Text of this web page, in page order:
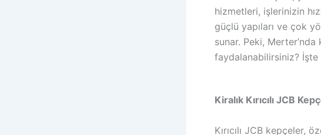
hizmetleri, işlerinizin
güçlü yapıları ve çok
sunar. Peki, Merter’nda
faydalanabilirsiniz?
Kiralık Kırıcılı JCB
Kırıcılı JCB kepçeler,